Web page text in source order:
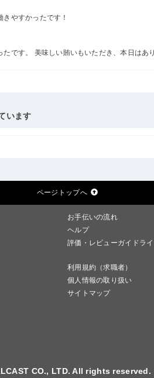
やすかったです！
たです。 美味しい賄いもいただき、本日はあ
います
ページトップへ
お手伝いの流れ
ヘルプ
評価・レビューガイドラ
利用規約（求職者）
個人情報の取り扱い
サイトマップ
CO., LTD. All rights reserved.